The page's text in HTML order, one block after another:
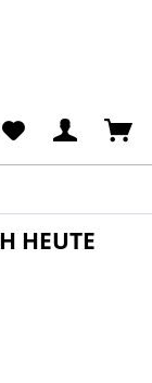
HEUTE